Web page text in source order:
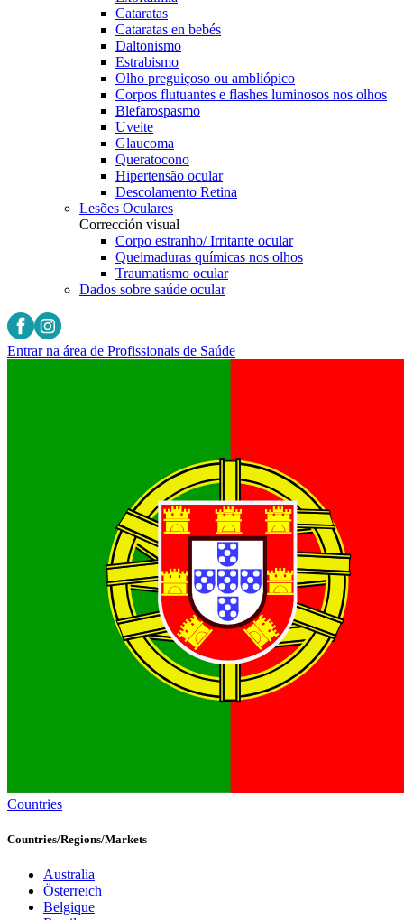
Cataratas
Cataratas en bebés
Daltonismo
Estrabismo
Olho preguiçoso ou ambliópico
Corpos flutuantes e flashes luminosos nos olhos
Blefarospasmo
Uveite
Glaucoma
Queratocono
Hipertensão ocular
Descolamento Retina
Lesões Oculares
Corrección visual
Corpo estranho/ Irritante ocular
Queimaduras químicas nos olhos
Traumatismo ocular
Dados sobre saúde ocular
Entrar na área de Profissionais de Saúde
Countries
Countries/Regions/Markets
Australia
Österreich
Belgique